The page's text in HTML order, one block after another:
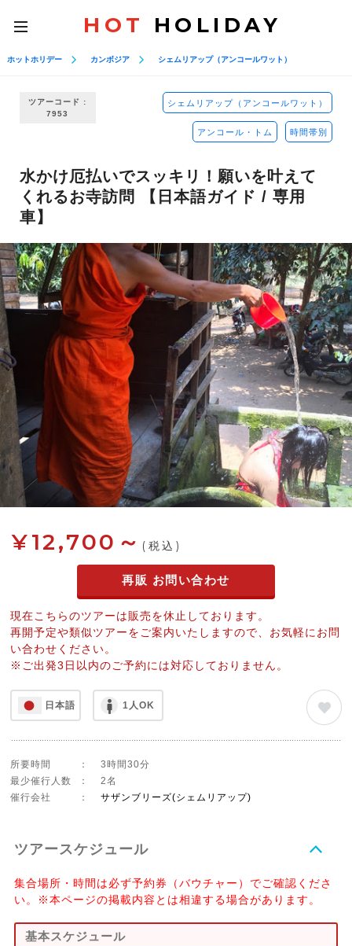
toggle
navigation
HOT HOLIDAY
ホットホリデー カンボジア シェムリアップ（アンコールワット）
ツアーコード :
7953
シェムリアップ（アンコールワット）
アンコール・トム 時間帯別
水かけ厄払いでスッキリ！願いを叶えて
くれるお寺訪問 【日本語ガイド / 専用
車】
¥12,700～ (税込)
再販 お問い合わせ
現在こちらのツアーは販売を休止しております。
再開予定や類似ツアーをご案内いたしますので、お気軽にお問
い合わせください。
※ご出発3日以内のご予約には対応しておりません。
日本語 1人OK
所要時間 ：
3時間30分
最少催行人数
：
2名
催行会社
： サザンブリーズ(シェムリアップ)
ツアースケジュール
集合場所・時間は必ず予約券（バウチャー）でご確認くださ
い。※本ページの掲載内容とは相違する場合があります。
基本スケジュール